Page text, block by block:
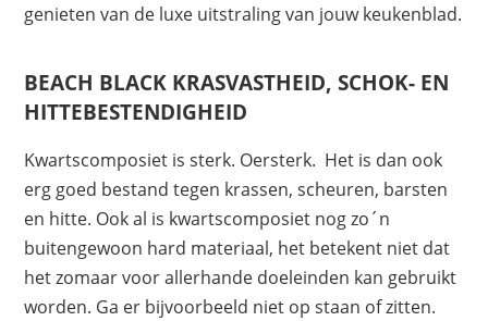
genieten van de luxe uitstraling van jouw keukenblad.
BEACH BLACK KRASVASTHEID, SCHOK- EN
HITTEBESTENDIGHEID
Kwartscomposiet is sterk. Oersterk. Het is dan ook
erg goed bestand tegen krassen, scheuren, barsten
en hitte. Ook al is kwartscomposiet nog zo´n
buitengewoon hard materiaal, het betekent niet dat
het zomaar voor allerhande doeleinden kan gebruikt
worden. Ga er bijvoorbeeld niet op staan of zitten.